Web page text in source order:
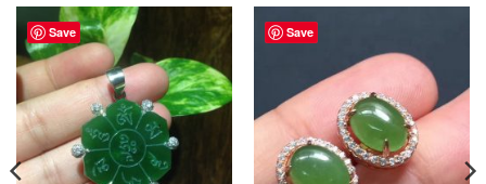
Save Save